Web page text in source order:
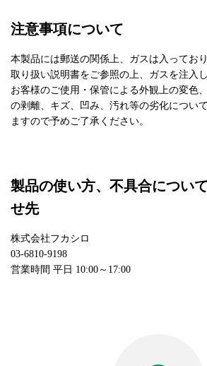
注意事項について
本製品には郵送の関係上、ガスは入ってお
取り扱い説明書をご参照の上、ガスを注入
お客様のご使用・保管による外観上の変色
の剥離、キズ、凹み、汚れ等の劣化につい
ますので予めご了承ください。
製品の使い方、不具合につい
せ先
株式会社フカシロ
03-6810-9198
営業時間 平日 10:00～17:00